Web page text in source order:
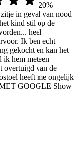
20%
in geval van nood
kind stil op de
heel
Ik ben echt
gekocht en kan het
ik hem meteen
overtuigd van de
heeft me ongelijk
GOOGLE Show